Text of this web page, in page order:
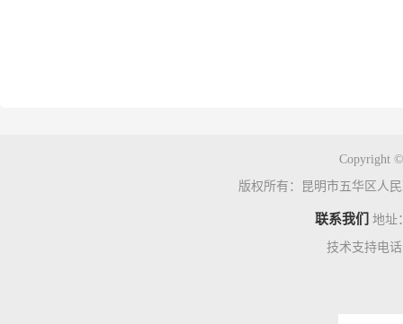
Copyright
版权所有：昆明市五华区人
联系我们 地址
技术支持电